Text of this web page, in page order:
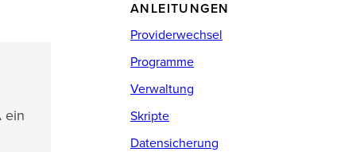
ein
ANLEITUNGEN
Providerwechsel
Programme
Verwaltung
Skripte
Datensicherung